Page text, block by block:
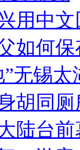
用中
如何
无锡
胡同
陆台